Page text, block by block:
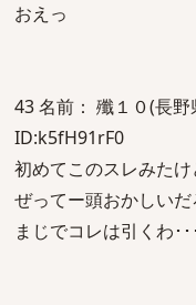
おえっ
43 名前： 殲１０(長
ID:k5fH91rF0
初めてこのスレみた
ぜってー頭おかしいだ
まじでコレは引くわ･･･